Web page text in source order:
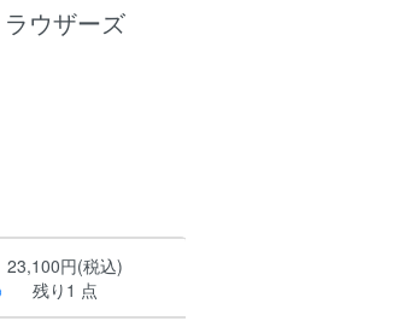
ウザーズ
23,100円(税込)
残り1 点